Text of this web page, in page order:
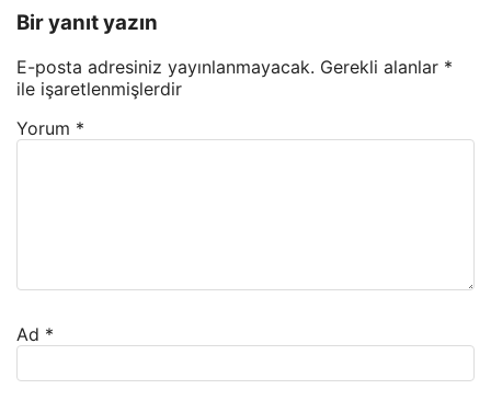
Bir yanıt yazın
E-posta adresiniz yayınlanmayacak. Gerekli alanlar *
ile işaretlenmişlerdir
Yorum *
Ad *